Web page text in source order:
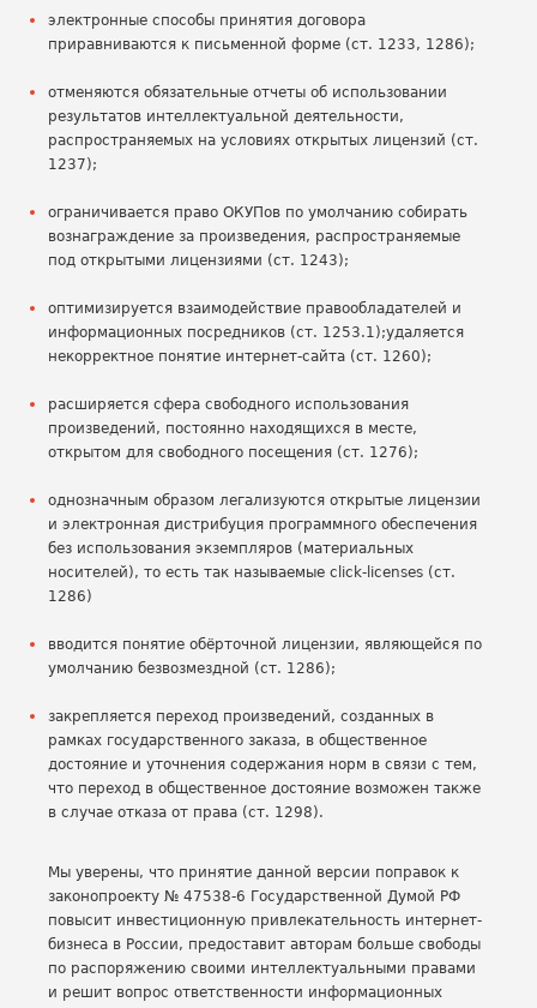
электронные способы принятия договора
приравниваются к письменной форме (ст. 1233, 1286);
отменяются обязательные отчеты об использовании
результатов интеллектуальной деятельности,
распространяемых на условиях открытых лицензий (ст.
1237);
ограничивается право ОКУПов по умолчанию собирать
вознаграждение за произведения, распространяемые
под открытыми лицензиями (ст. 1243);
оптимизируется взаимодействие правообладателей и
информационных посредников (ст. 1253.1);удаляется
некорректное понятие интернет-сайта (ст. 1260);
расширяется сфера свободного использования
произведений, постоянно находящихся в месте,
открытом для свободного посещения (ст. 1276);
однозначным образом легализуются открытые лицензии
и электронная дистрибуция программного обеспечения
без использования экземпляров (материальных
носителей), то есть так называемые click-licenses (ст.
1286)
вводится понятие обёрточной лицензии, являющейся по
умолчанию безвозмездной (ст. 1286);
закрепляется переход произведений, созданных в
рамках государственного заказа, в общественное
достояние и уточнения содержания норм в связи с тем,
что переход в общественное достояние возможен также
в случае отказа от права (ст. 1298).
Мы уверены, что принятие данной версии поправок к
законопроекту № 47538-6 Государственной Думой РФ
повысит инвестиционную привлекательность интернет-
бизнеса в России, предоставит авторам больше свободы
по распоряжению своими интеллектуальными правами
и решит вопрос ответственности информационных